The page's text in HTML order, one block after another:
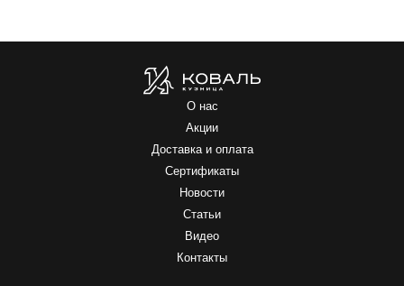
О нас
Акции
Доставка и оплата
Сертификаты
Новости
Статьи
Видео
Контакты